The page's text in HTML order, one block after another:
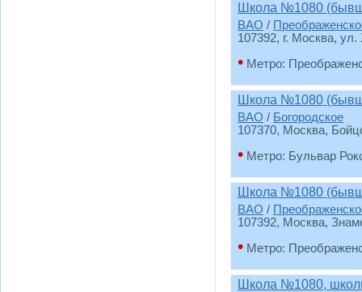
Школа №1080
ВАО /
107392, г. Москва,
• Метро:
Школа №1080
ВАО / Богородское
107370, Москва,
• Метро: Бульвар
Школа №1080
ВАО /
107392, Москва,
• Метро:
Школа №1080,